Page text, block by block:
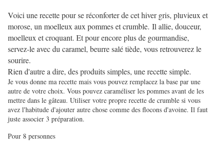
Voici une recette pour se réconforter de cet hiver gris, pluvieux et
morose, un moelleux aux pommes et crumble. Il allie, douceur,
moelleux et croquant. Et pour encore plus de gourmandise,
servez-le avec du caramel, beurre salé tiède, vous retrouverez le
sourire.
Rien d'autre a dire, des produits simples, une recette simple.
Je vous donne ma recette mais vous pouvez remplacez la base par une
autre de votre choix. Vous pouvez caraméliser les pommes avant de les
mettre dans le gâteau. Utiliser votre propre recette de crumble si vous
avez l'habitude d'ajouter autre chose comme des flocons d'avoine. Il faut
juste associer 3 préparation.
Pour 8 personnes